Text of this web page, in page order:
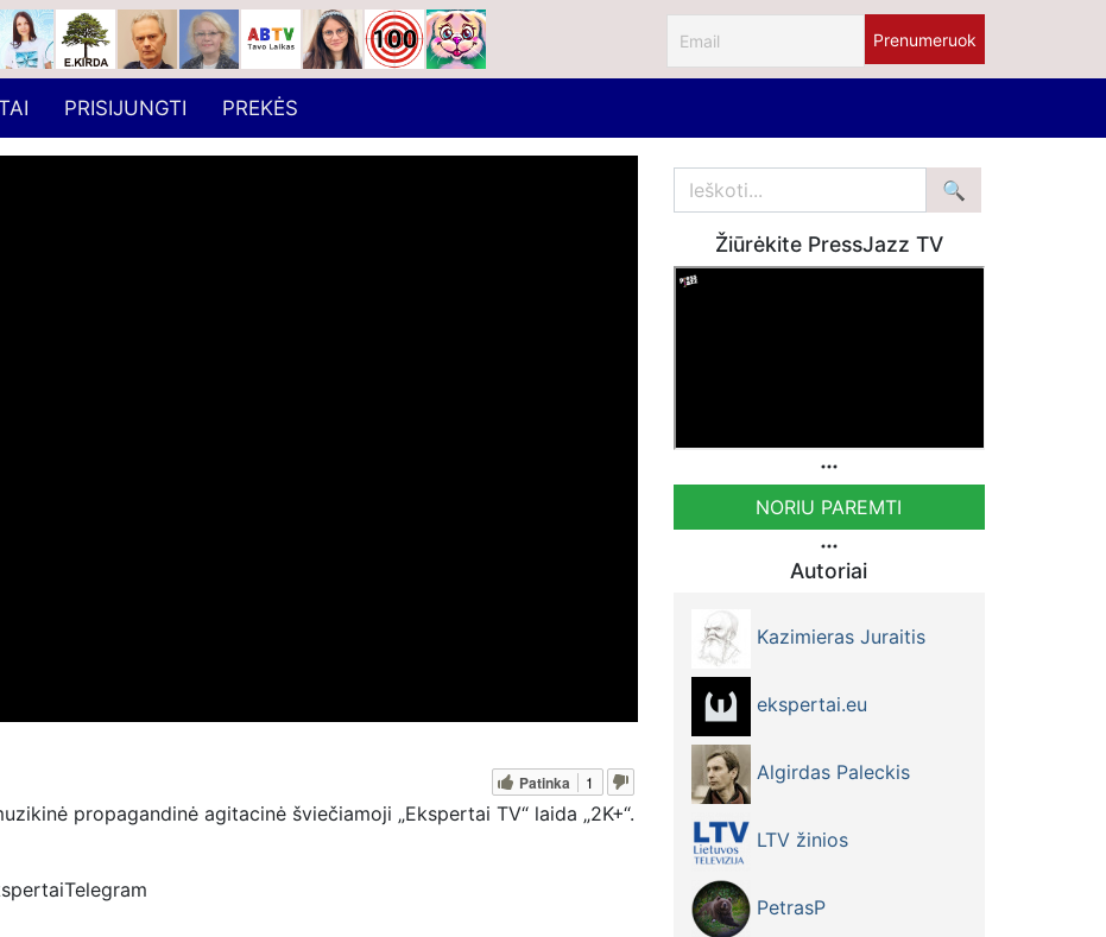
PRISIJUNGTI PREKĖS
Patinka 1
propagandinė agitacinė šviečiamoji „Ekspertai TV“ laida „2K+“.
ekspertai
Žiūrėkite PressJazz TV
NORIU PAREMTI
Autoriai
Kazimieras Juraitis
ekspertai.eu
Algirdas Paleckis
LTV žinios
PetrasP